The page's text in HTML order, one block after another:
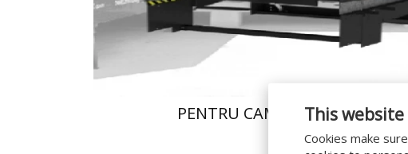
This website
Cookies make
PENTRU CAMIOANE ŞI